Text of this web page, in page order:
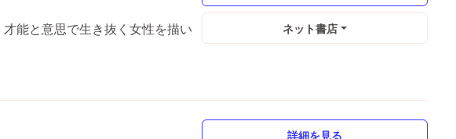
能と意思で生き抜く女性を描い
ネット書店
詳細を見る